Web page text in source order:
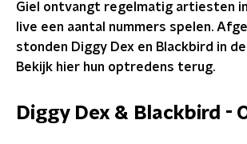
Giel ontvangt regelmatig artiesten
live een aantal nummers spelen.
stonden Diggy Dex en Blackbird in
Bekijk hier hun optredens terug.
Diggy Dex & Blackbird -